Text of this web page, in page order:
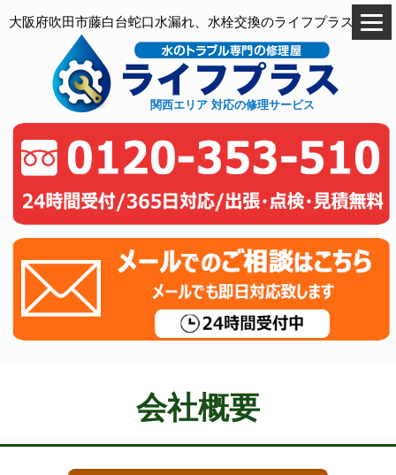
大阪府吹田市藤白台蛇口水漏れ、水栓交換のライフプラス
関西エリア 対応の修理サービス
会社概要